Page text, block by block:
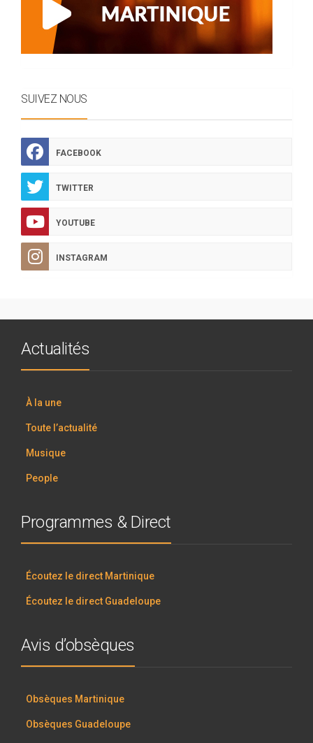
SUIVEZ NOUS
FACEBOOK
TWITTER
YOUTUBE
INSTAGRAM
Actualités
À la une
Toute l’actualité
Musique
People
Programmes & Direct
Écoutez le direct Martinique
Écoutez le direct Guadeloupe
Avis d’obsèques
Obsèques Martinique
Obsèques Guadeloupe